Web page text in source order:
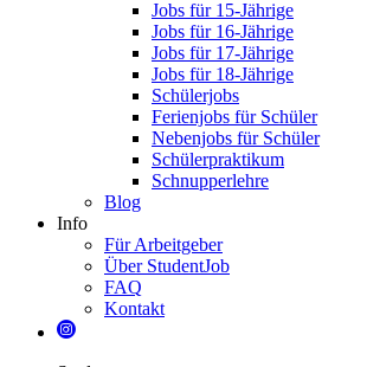
Jobs für 15-Jährige
Jobs für 16-Jährige
Jobs für 17-Jährige
Jobs für 18-Jährige
Schülerjobs
Ferienjobs für Schüler
Nebenjobs für Schüler
Schülerpraktikum
Schnupperlehre
Blog
Info
Für Arbeitgeber
Über StudentJob
FAQ
Kontakt